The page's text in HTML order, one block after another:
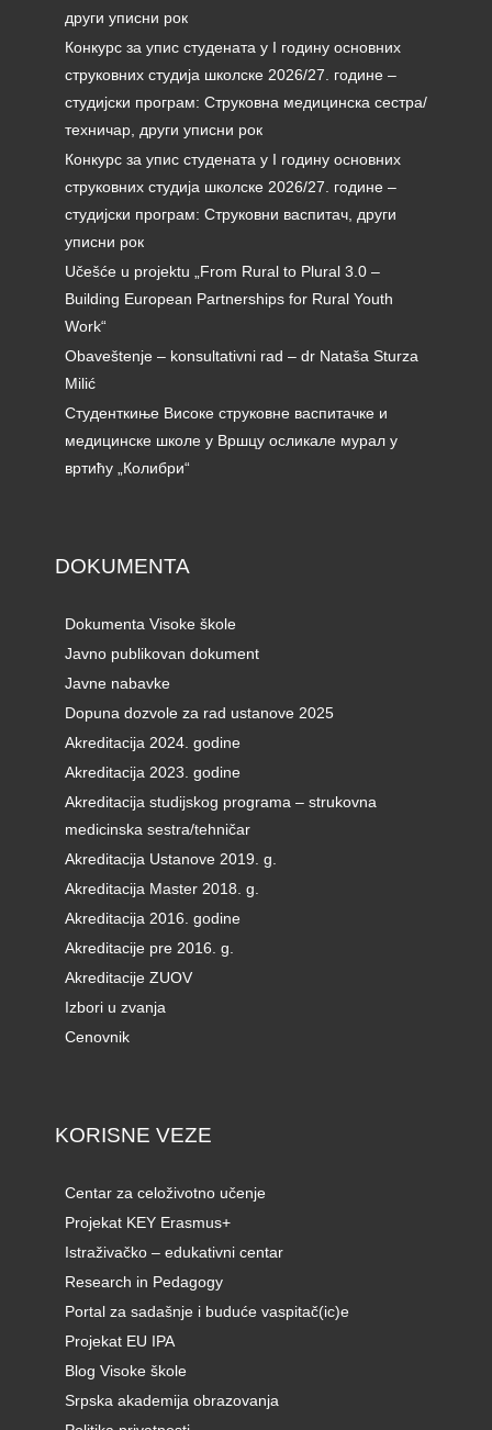
други уписни рок
Конкурс за упис студената у I годину основних
струковних студија школске 2026/27. године –
студијски програм: Струковна медицинска сестра/
техничар, други уписни рок
Конкурс за упис студената у I годину основних
струковних студија школске 2026/27. године –
студијски програм: Струковни васпитач, други
уписни рок
Učešće u projektu „From Rural to Plural 3.0 –
Building European Partnerships for Rural Youth
Work“
Obaveštenje – konsultativni rad – dr Nataša Sturza
Milić
Студенткиње Високе струковне васпитачке и
медицинске школе у Вршцу осликале мурал у
вртићу „Колибри“
DOKUMENTA
Dokumenta Visoke škole
Javno publikovan dokument
Javne nabavke
Dopuna dozvole za rad ustanove 2025
Akreditacija 2024. godine
Akreditacija 2023. godine
Akreditacija studijskog programa – strukovna
medicinska sestra/tehničar
Akreditacija Ustanove 2019. g.
Akreditacija Master 2018. g.
Akreditacija 2016. godine
Akreditacije pre 2016. g.
Akreditacije ZUOV
Izbori u zvanja
Cenovnik
KORISNE VEZE
Centar za celoživotno učenje
Projekat KEY Erasmus+
Istraživačko – edukativni centar
Research in Pedagogy
Portal za sadašnje i buduće vaspitač(ic)e
Projekat EU IPA
Blog Visoke škole
Srpska akademija obrazovanja